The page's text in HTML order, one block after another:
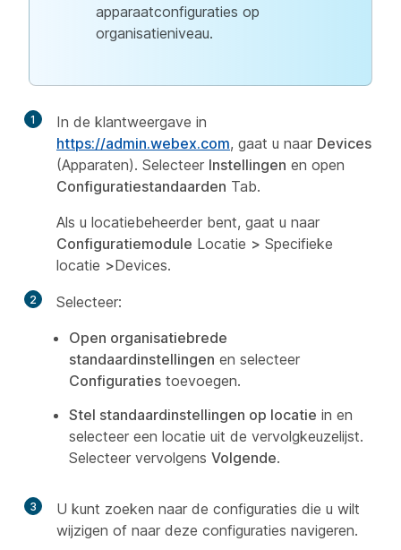
apparaatconfiguraties op
organisatieniveau.
1
In de klantweergave in
https://admin.webex.com, gaat u naar Devices
(Apparaten). Selecteer Instellingen en open
Configuratiestandaarden Tab.
Als u locatiebeheerder bent, gaat u naar
Configuratiemodule Locatie > Specifieke
locatie >Devices.
2
Selecteer:
Open organisatiebrede
standaardinstellingen en selecteer
Configuraties toevoegen.
Stel standaardinstellingen op locatie in en
selecteer een locatie uit de vervolgkeuzelijst.
Selecteer vervolgens Volgende.
3
U kunt zoeken naar de configuraties die u wilt
wijzigen of naar deze configuraties navigeren.